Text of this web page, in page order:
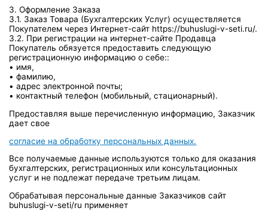
3. Оформление Заказа
3.1. Заказ Товара (Бухгалтерских Услуг) осуществляется
Покупателем через Интернет-сайт https://buhuslugi-v-seti.ru/.
3.2. При регистрации на интернет-сайте Продавца
Покупатель обязуется предоставить следующую
регистрационную информацию о себе::
• имя,
• фамилию,
• адрес электронной почты;
• контактный телефон (мобильный, стационарный).
Предоставляя выше перечисленную информацию, Заказчик
дает свое
согласие на обработку персональных данных.
Все получаемые данные используются только для оказания
бухгалтерских, регистрационных или консультационных
услуг и не подлежат передаче третьим лицам.
Обрабатывая персональные данные Заказчиков сайт
buhuslugi-v-seti/ru применяет